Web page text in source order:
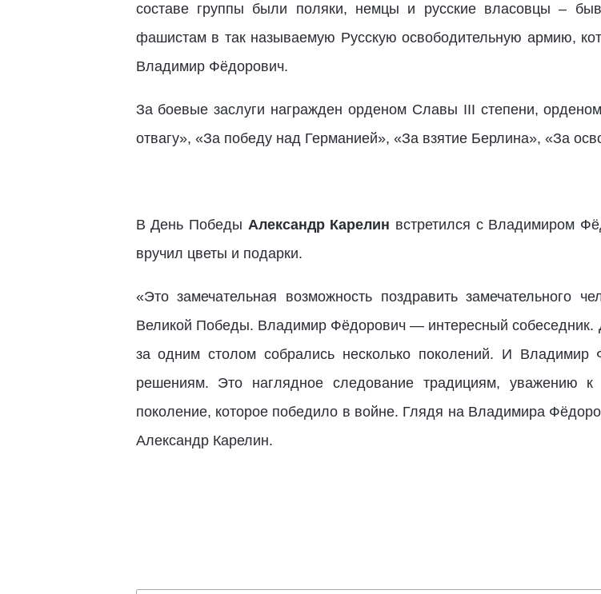
составе группы были поляки, немцы и русские власовцы –
фашистам в так называемую Русскую освободительную армию,
Владимир Фёдорович.
За боевые заслуги награжден орденом Славы III степени,
отвагу», «За победу над Германией», «За взятие Берлина», «За
В День Победы Александр Карелин встретился с Владимиром
вручил цветы и подарки.
«Это замечательная возможность поздравить замечательного
Великой Победы. Владимир Фёдорович — интересный
за одним столом собрались несколько поколений. И
решениям. Это наглядное следование традициям, уважению
поколение, которое победило в войне. Глядя на Владимира
Александр Карелин.